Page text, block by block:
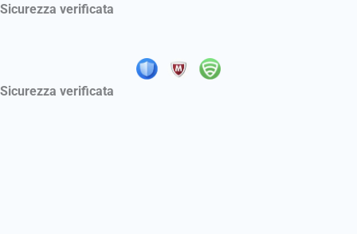
Sicurezza verificata
Sicurezza verificata